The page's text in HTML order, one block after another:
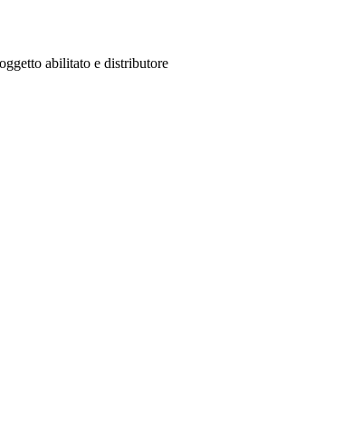
abilitato e distributore